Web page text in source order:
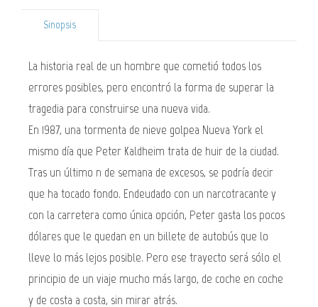
Sinopsis
La historia real de un hombre que cometió todos los
errores posibles, pero encontró la forma de superar la
tragedia para construirse una nueva vida.
En 1987, una tormenta de nieve golpea Nueva York el
mismo día que Peter Kaldheim trata de huir de la ciudad.
Tras un último n de semana de excesos, se podría decir
que ha tocado fondo. Endeudado con un narcotracante y
con la carretera como única opción, Peter gasta los pocos
dólares que le quedan en un billete de autobús que lo
lleve lo más lejos posible. Pero ese trayecto será sólo el
principio de un viaje mucho más largo, de coche en coche
y de costa a costa, sin mirar atrás.